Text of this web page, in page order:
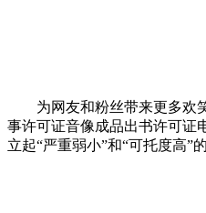
为网友和粉丝带来更多欢笑
事许可证音像成品出书许可证
立起“严重弱小”和“可托度高”